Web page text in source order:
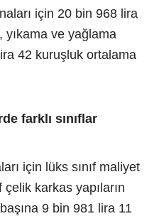
için 20 bin 968 lira
ve yağlama
42 kuruşluk ortalama
farklı sınıflar
için lüks sınıf maliyet
karkas yapıların
9 bin 981 lira 11